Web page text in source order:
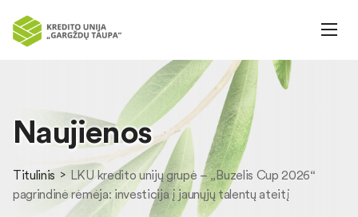
Naujienos
Titulinis
LKU kredito unijų grupė – „Buzelis Cup 2026“
pagrindinė rėmėja: investicija į jaunųjų talentų ateitį